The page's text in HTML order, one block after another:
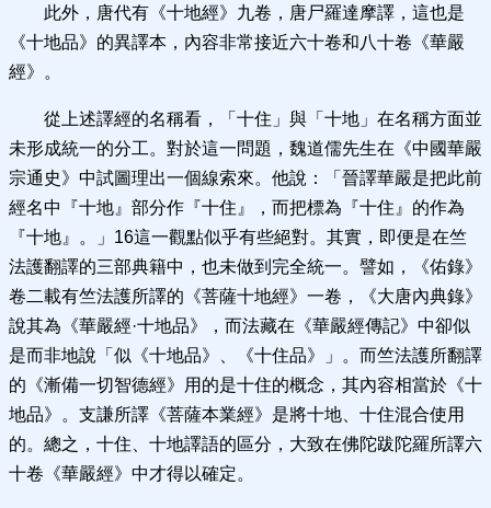
此外，唐代有《十地經》九卷，唐尸羅達摩譯，這也是
《十地品》的異譯本，內容非常接近六十卷和八十卷《華嚴
經》。
從上述譯經的名稱看，「十住」與「十地」在名稱方面並
未形成統一的分工。對於這一問題，魏道儒先生在《中國華嚴
宗通史》中試圖理出一個線索來。他說：「晉譯華嚴是把此前
經名中『十地』部分作『十住』，而把標為『十住』的作為
『十地』。」16這一觀點似乎有些絕對。其實，即便是在竺
法護翻譯的三部典籍中，也未做到完全統一。譬如，《佑錄》
卷二載有竺法護所譯的《菩薩十地經》一卷，《大唐內典錄》
說其為《華嚴經·十地品》，而法藏在《華嚴經傳記》中卻似
是而非地說「似《十地品》、《十住品》」。而竺法護所翻譯
的《漸備一切智德經》用的是十住的概念，其內容相當於《十
地品》。支謙所譯《菩薩本業經》是將十地、十住混合使用
的。總之，十住、十地譯語的區分，大致在佛陀跋陀羅所譯六
十卷《華嚴經》中才得以確定。